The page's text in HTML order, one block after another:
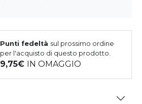
Punti fedeltà sul prossimo ordine
per l'acquisto di questo prodotto.
9,75 IN OMAGGIO